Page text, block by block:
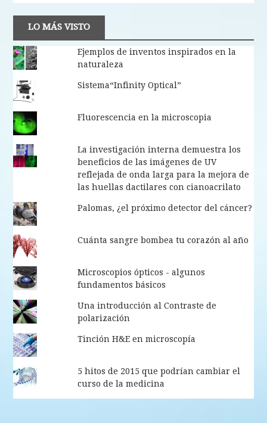
LO MÁS VISTO
Ejemplos de inventos inspirados en la
naturaleza
Sistema“Infinity Optical”
Fluorescencia en la microscopia
La investigación interna demuestra los
beneficios de las imágenes de UV
reflejada de onda larga para la mejora de
las huellas dactilares con cianoacrilato
Palomas, ¿el próximo detector del cáncer?
Cuánta sangre bombea tu corazón al año
Microscopios ópticos - algunos
fundamentos básicos
Una introducción al Contraste de
polarización
Tinción H&E en microscopía
5 hitos de 2015 que podrían cambiar el
curso de la medicina